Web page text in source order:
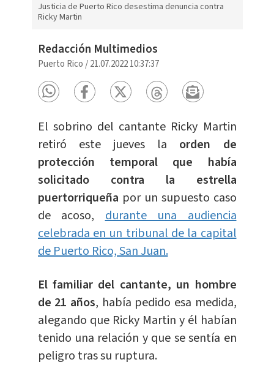
Justicia de Puerto Rico desestima denuncia contra
Ricky Martin
Redacción Multimedios
Puerto Rico /21.07.2022 10:37:37
El sobrino del cantante Ricky Martin
retiró este jueves la orden de
protección temporal que había
solicitado contra la estrella
puertorriqueña por un supuesto caso
de acoso,durante una audiencia
celebrada en un tribunal de la capital
de Puerto Rico, San Juan.
El familiar del cantante, un hombre
de 21 años, había pedido esa medida,
alegando que Ricky Martin y él habían
tenido una relación y que se sentía en
peligro tras su ruptura.